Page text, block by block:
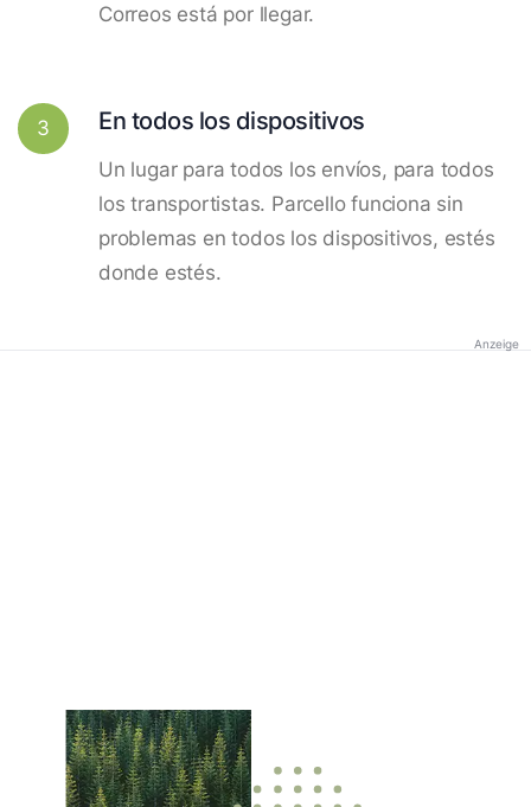
Correos está por llegar.
3 En todos los dispositivos
Un lugar para todos los envíos, para todos
los transportistas. Parcello funciona sin
problemas en todos los dispositivos, estés
donde estés.
Anzeige